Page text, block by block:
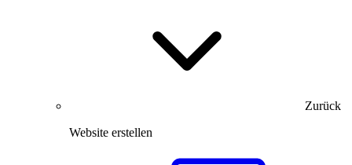
Zurück
Website erstellen